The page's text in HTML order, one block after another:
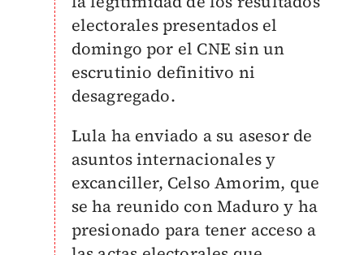
electorales presentados el
domingo por el CNE sin un
escrutinio definitivo ni
desagregado.
Lula ha enviado a su asesor de
asuntos internacionales y
excanciller, Celso Amorim, que
se ha reunido con Maduro y ha
presionado para tener acceso a